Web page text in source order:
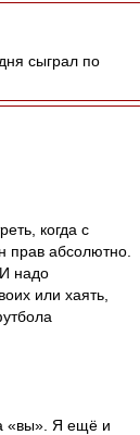
сыграл по
когда с
прав абсолютно.
надо
или хаять,
«вы». Я ещё и